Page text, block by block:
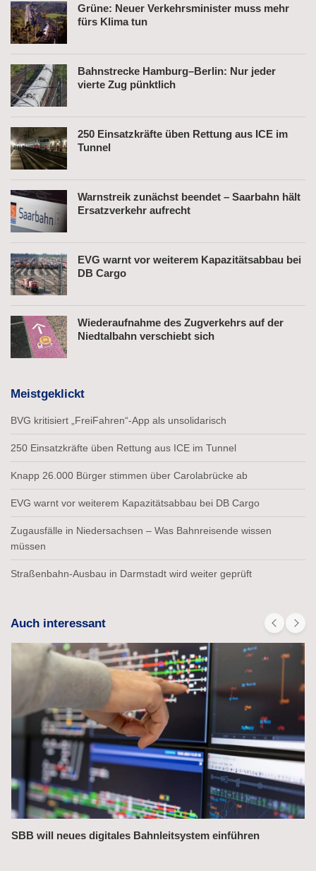
Grüne: Neuer Verkehrsminister muss mehr
fürs Klima tun
Bahnstrecke Hamburg–Berlin: Nur jeder
vierte Zug pünktlich
250 Einsatzkräfte üben Rettung aus ICE im
Tunnel
Warnstreik zunächst beendet – Saarbahn hält
Ersatzverkehr aufrecht
EVG warnt vor weiterem Kapazitätsabbau bei
DB Cargo
Wiederaufnahme des Zugverkehrs auf der
Niedtalbahn verschiebt sich
Meistgeklickt
BVG kritisiert „FreiFahren“-App als unsolidarisch
250 Einsatzkräfte üben Rettung aus ICE im Tunnel
Knapp 26.000 Bürger stimmen über Carolabrücke ab
EVG warnt vor weiterem Kapazitätsabbau bei DB Cargo
Zugausfälle in Niedersachsen – Was Bahnreisende wissen
müssen
Straßenbahn-Ausbau in Darmstadt wird weiter geprüft
Auch interessant
SBB will neues digitales Bahnleitsystem einführen